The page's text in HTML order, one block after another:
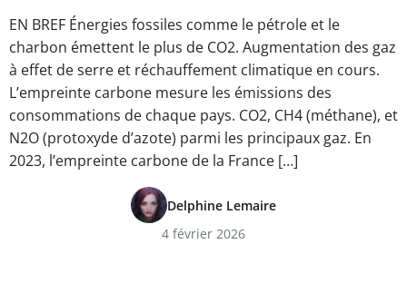
EN BREF Énergies fossiles comme le pétrole et le
charbon émettent le plus de CO2. Augmentation des gaz
à effet de serre et réchauffement climatique en cours.
L’empreinte carbone mesure les émissions des
consommations de chaque pays. CO2, CH4 (méthane), et
N2O (protoxyde d’azote) parmi les principaux gaz. En
2023, l’empreinte carbone de la France […]
Delphine Lemaire
4 février 2026